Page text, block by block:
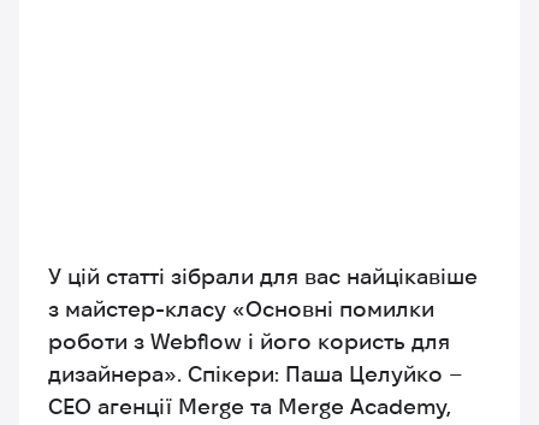
У цій статті зібрали для вас найцікавіше
з майстер-класу «Основні помилки
роботи з Webflow і його користь для
дизайнера». Спікери: Паша Целуйко –
СЕО агенції Merge та Merge Academy,